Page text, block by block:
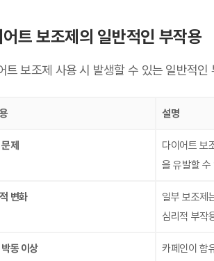
어트 보조제의 일반적인 부작용
트 보조제 사용 시 발생할 수 있는 일반적인
설명
제 다이어트 보
을 유발할 수
변화 일부 보조제
심리적 부작
동 이상 카페인이 함